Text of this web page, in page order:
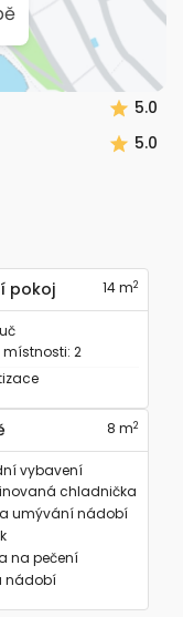
5.0
5.0
pokoj 14 m2
: 2
8 m2
vybavení
lednici
chladnička
dřez
umývání nádobí
na pečení
na pečení
nádobí
nádobí